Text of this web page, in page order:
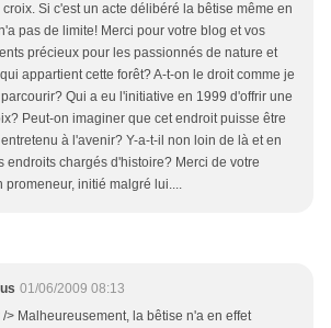
Si c'est un acte délibéré la bêtise même en
pas de limite! Merci pour votre blog et vos
précieux pour les passionnés de nature et
appartient cette forêt? A-t-on le droit comme je
parcourir? Qui a eu l'initiative en 1999 d'offrir une
Peut-on imaginer que cet endroit puisse être
à l'avenir? Y-a-t-il non loin de là et en
endroits chargés d'histoire? Merci de votre
promeneur, initié malgré lui....
01/06/2009 08:13
/> Malheureusement, la bêtise n'a en effet